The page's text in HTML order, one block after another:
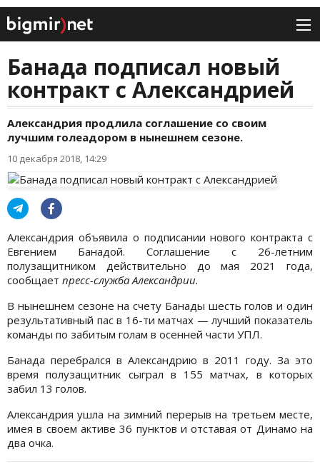
Банада подписал новый
контракт с Александрией
Александрия продлила соглашение со своим
лучшим голеадором в нынешнем сезоне.
10 декабря 2018, 14:29
Александрия объявила о подписании нового контракта с
Евгением Банадой. Соглашение с 26-летним
полузащитником действительно до мая 2021 года,
сообщает пресс-служба Александрии.
В нынешнем сезоне на счету Банады шесть голов и один
результативный пас в 16-ти матчах — лучший показатель
команды по забитым голам в осенней части УПЛ.
Банада перебрался в Александрию в 2011 году. За это
время полузащитник сыграл в 155 матчах, в которых
забил 13 голов.
Александрия ушла на зимний перерыв на третьем месте,
имея в своем активе 36 пунктов и отставая от Динамо на
два очка.